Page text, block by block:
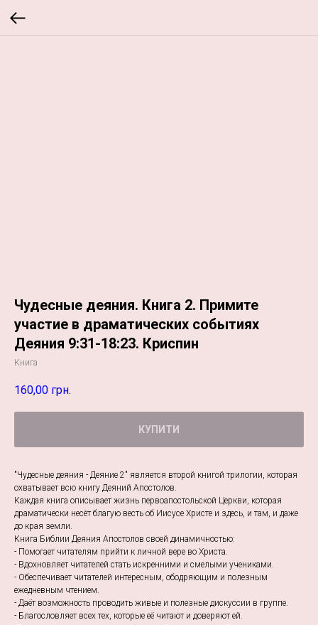
Чудесные деяния. Книга 2. Примите
участие в драматических событиях
Деяния 9:31-18:23. Криспин
Книга
160,00 грн.
КУПИТИ
"Чудесные деяния - Деяние 2" является второй книгой трилогии, которая
охватывает всю книгу Деяний Апостолов.
Каждая книга описывает жизнь первоапостольской Церкви, которая
драматически несёт благую весть об Иисусе Христе и здесь, и там, и даже
до края земли.
Книга Библии Деяния Апостолов своей динамичностью:
- Помогает читателям прийти к личной вере во Христа.
- Вдохновляет читателей стать искренними и смелыми учениками.
- Обеспечивает читателей интересным, ободряющим и полезным
ежедневным чтением.
- Даёт возможность проводить живые и полезные дискуссии в группе.
- Благословляет всех тех, которые её читают и доверяют ей.